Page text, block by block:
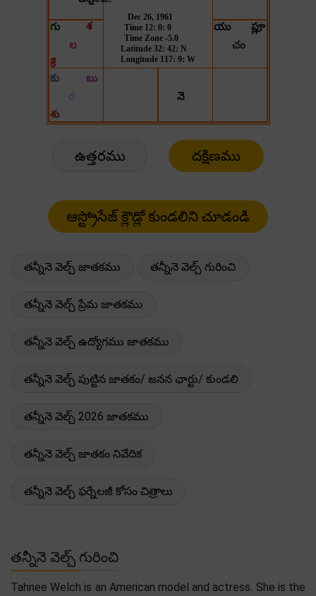
ఉత్తరము దక్షిణము
తన్నీనె వెల్చ్ జాతకము తన్నీనె వెల్చ్ గురించి
తన్నీనె వెల్చ్ ప్రేమ జాతకము
తన్నీనె వెల్చ్ ఉద్యోగము జాతకము
తన్నీనె వెల్చ్ పుట్టిన జాతకం/ జనన ఛార్టు/ కుండలి
తన్నీనె వెల్చ్ 2026 జాతకము
తన్నీనె వెల్చ్ జాతకం నివేదిక
తన్నీనె వెల్చ్ ఫర్నేలజీ కోసం చిత్రాలు
తన్నీనె వెల్చ్ గురించి
Tahnee Welch is an American model and actress. She is the